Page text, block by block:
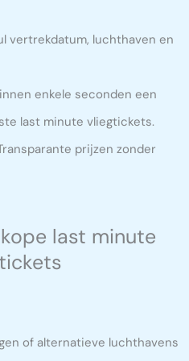
vertrekdatum, luchthaven en
enkele seconden een
last minute vliegtickets.
prijzen zonder
last minute
of alternatieve luchthavens